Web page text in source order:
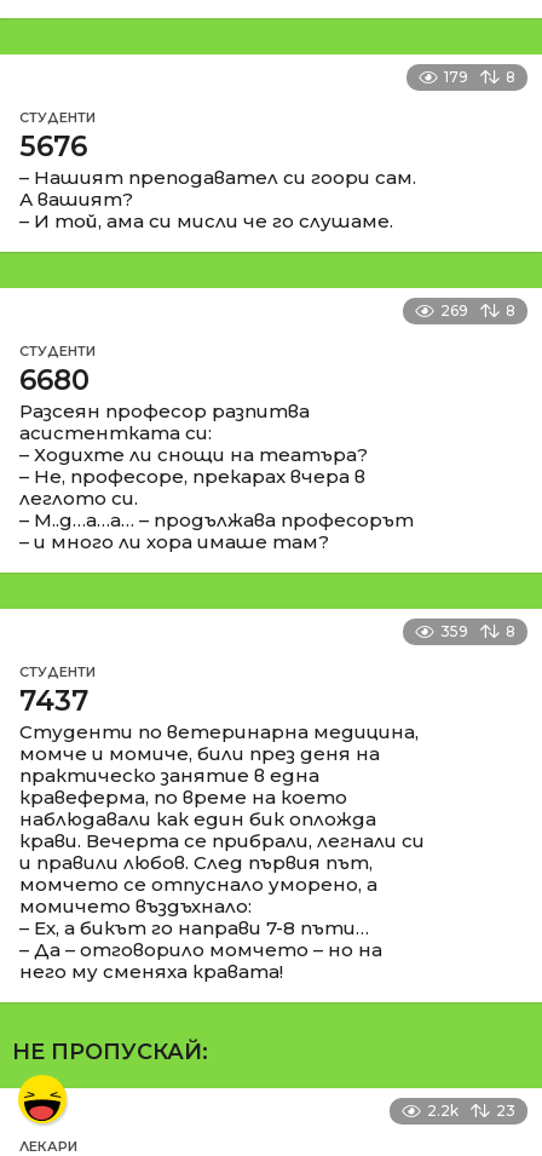
179 8
СТУДЕНТИ
5676
– Нашият преподавател си гоори сам.
А вашият?
– И той, ама си мисли че го слушаме.
269 8
СТУДЕНТИ
6680
Разсеян професор разпитва
асистентката си:
– Ходихте ли снощи на театъра?
– Не, професоре, прекарах вчера в
леглото си.
– М..д…а…а… – продължава професорът
– и много ли хора имаше там?
359 8
СТУДЕНТИ
7437
Студенти по ветеринарна медицина,
момче и момиче, били през деня на
практическо занятие в една
кравеферма, по време на което
наблюдавали как един бик опложда
крави. Вечерта се прибрали, легнали си
и правили любов. След първия път,
момчето се отпуснало уморено, а
момичето въздъхнало:
– Ех, а бикът го направи 7-8 пъти…
– Да – отговорило момчето – но на
него му сменяха кравата!
НЕ ПРОПУСКАЙ:
2.2k 23
ЛЕКАРИ